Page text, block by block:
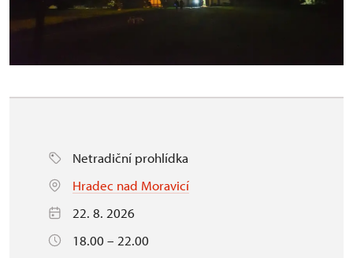
Netradiční prohlídka
Hradec nad Moravicí
22. 8. 2026
18.00 – 22.00